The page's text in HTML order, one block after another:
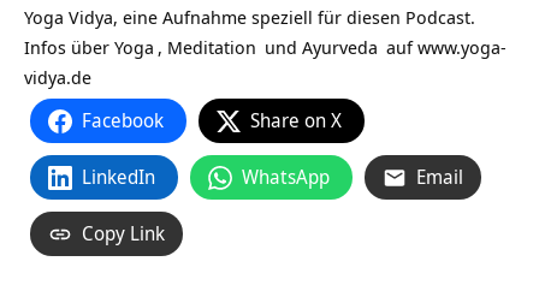
Yoga Vidya, eine Aufnahme speziell für diesen Podcast.
Infos über Yoga , Meditation und Ayurveda aufwww.yoga-
vidya.de
Facebook Share on X
LinkedIn WhatsApp Email
Copy Link